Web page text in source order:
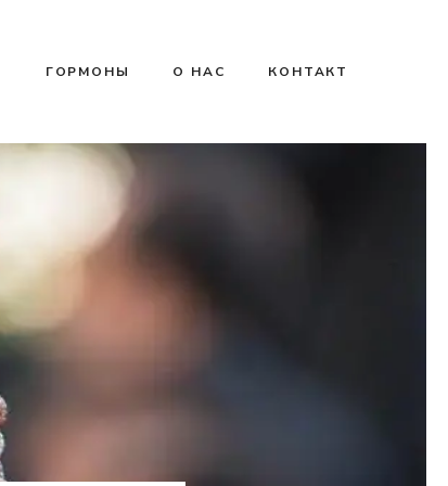
ГОРМОНЫ О НАС КОНТАКТ